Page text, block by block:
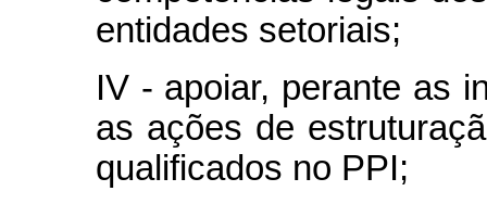
entidades setoriais;
IV - apoiar, perante as
as ações de
qualificados no PPI;